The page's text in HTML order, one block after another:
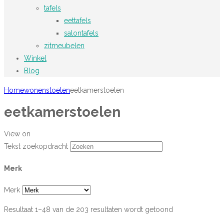
tafels
eettafels
salontafels
zitmeubelen
Winkel
Blog
Homewonenstoeleneetkamerstoelen
eetkamerstoelen
View on
Tekst zoekopdracht
Merk
Merk
Resultaat 1–48 van de 203 resultaten wordt getoond